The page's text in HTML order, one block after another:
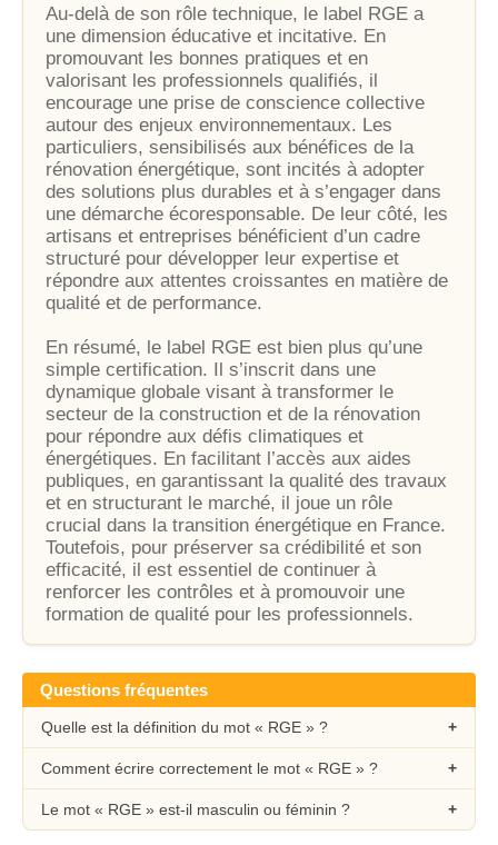
Au-delà de son rôle technique, le label RGE a
une dimension éducative et incitative. En
promouvant les bonnes pratiques et en
valorisant les professionnels qualifiés, il
encourage une prise de conscience collective
autour des enjeux environnementaux. Les
particuliers, sensibilisés aux bénéfices de la
rénovation énergétique, sont incités à adopter
des solutions plus durables et à s’engager dans
une démarche écoresponsable. De leur côté, les
artisans et entreprises bénéficient d’un cadre
structuré pour développer leur expertise et
répondre aux attentes croissantes en matière de
qualité et de performance.
En résumé, le label RGE est bien plus qu’une
simple certification. Il s’inscrit dans une
dynamique globale visant à transformer le
secteur de la construction et de la rénovation
pour répondre aux défis climatiques et
énergétiques. En facilitant l’accès aux aides
publiques, en garantissant la qualité des travaux
et en structurant le marché, il joue un rôle
crucial dans la transition énergétique en France.
Toutefois, pour préserver sa crédibilité et son
efficacité, il est essentiel de continuer à
renforcer les contrôles et à promouvoir une
formation de qualité pour les professionnels.
Questions fréquentes
Quelle est la définition du mot « RGE » ?
Comment écrire correctement le mot « RGE » ?
Le mot « RGE » est-il masculin ou féminin ?